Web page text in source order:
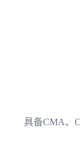
具备CMA、